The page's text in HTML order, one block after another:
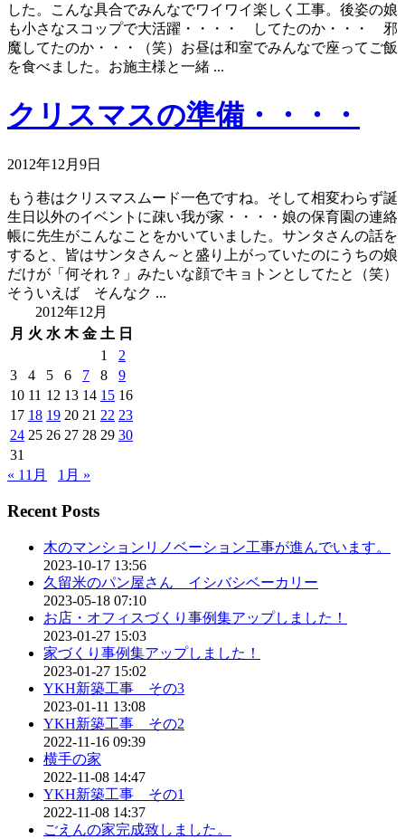
した。こんな具合でみんなでワイワイ楽しく工事。後姿の娘
も小さなスコップで大活躍・・・・ してたのか・・・ 邪
魔してたのか・・・（笑）お昼は和室でみんなで座ってご飯
を食べました。お施主様と一緒 ...
クリスマスの準備・・・・
2012年12月9日
もう巷はクリスマスムード一色ですね。そして相変わらず誕
生日以外のイベントに疎い我が家・・・・娘の保育園の連絡
帳に先生がこんなことをかいていました。サンタさんの話を
すると、皆はサンタさん～と盛り上がっていたのにうちの娘
だけが「何それ？」みたいな顔でキョトンとしてたと（笑）
そういえば そんなク ...
2012年12月
月 火 水 木 金 土 日
1
2
3
4 5 6 7 8
9
10 11 12 13 14 15 16
17 18 19 20 21 22 23
24 25 26 27 28 29 30
31
« 11月
1月 »
Recent Posts
木のマンションリノベーション工事が進んでいます。
2023-10-17 13:56
久留米のパン屋さん イシバシベーカリー
2023-05-18 07:10
お店・オフィスづくり事例集アップしました！
2023-01-27 15:03
家づくり事例集アップしました！
2023-01-27 15:02
YKH新築工事 その3
2023-01-11 13:08
YKH新築工事 その2
2022-11-16 09:39
横手の家
2022-11-08 14:47
YKH新築工事 その1
2022-11-08 14:37
ごえんの家完成致しました。